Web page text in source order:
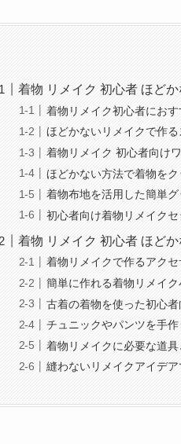
着物 リメイク 初心者 ほど
着物リメイク初心者にお
ほどかないリメイクで作
着物リメイク 初心者向け
ほどかない方法で着物を
着物布地を活用した簡単
初心者向け着物リメイク
着物 リメイク 初心者 ほど
着物リメイクで作るアク
簡単に作れる着物リメイク
古着の着物を使った初心
チュニックやパンツを手
着物リメイクに必要な道
縫わないリメイクアイデ